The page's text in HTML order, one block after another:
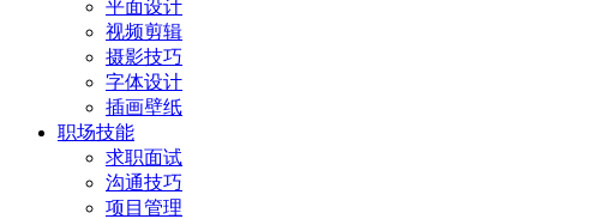
平面设计
视频剪辑
摄影技巧
字体设计
插画壁纸
职场技能
求职面试
沟通技巧
项目管理